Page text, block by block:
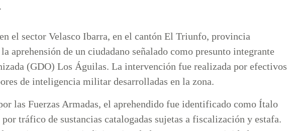
el sector Velasco Ibarra, en el cantón El Triunfo, provincia
aprehensión de un ciudadano señalado como presunto integrante
(GDO) Los Águilas. La intervención fue realizada por efectivos
de inteligencia militar desarrolladas en la zona.
las Fuerzas Armadas, el aprehendido fue identificado como Ítalo
tráfico de sustancias catalogadas sujetas a fiscalización y estafa.